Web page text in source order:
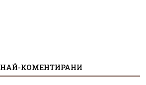
НАЙ-КОМЕНТИРАНИ